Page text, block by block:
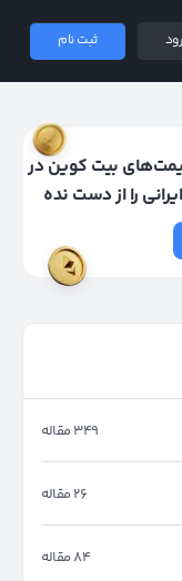
ثبت نام
بیت کوین در
را از دست نده
349 مقاله
26 مقاله
84 مقاله